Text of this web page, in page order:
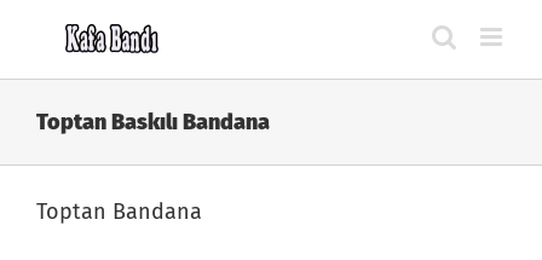
Toptan Baskılı Bandana
Toptan Bandana